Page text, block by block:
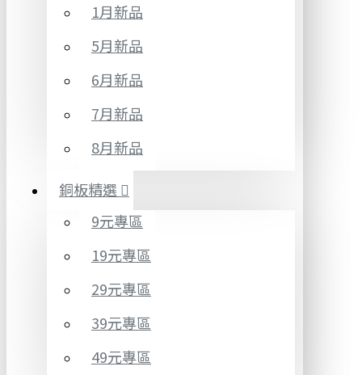
1月新品
5月新品
6月新品
7月新品
8月新品
銅板精選
9元專區
19元專區
29元專區
39元專區
49元專區